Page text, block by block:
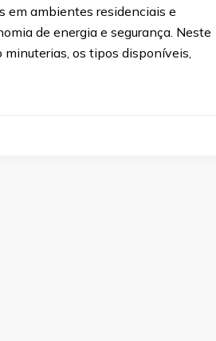
em ambientes residenciais e
de energia e segurança. Neste
minuterias, os tipos disponíveis,